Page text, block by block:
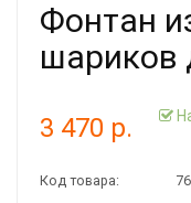
Фонтан
3 470 р.
Код товара: